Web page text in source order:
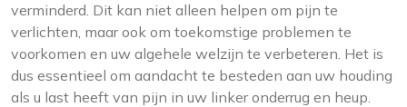
verminderd. Dit kan niet alleen helpen om pijn te
verlichten, maar ook om toekomstige problemen te
voorkomen en uw algehele welzijn te verbeteren. Het is
dus essentieel om aandacht te besteden aan uw houding
als u last heeft van pijn in uw linker onderrug en heup.